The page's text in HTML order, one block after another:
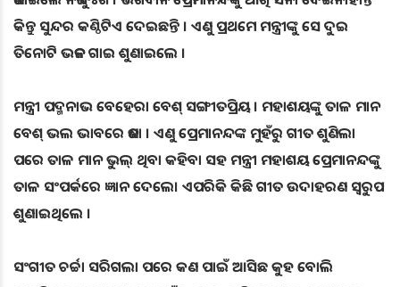
କିନ୍ତୁ ସୁନ୍ଦର କଣ୍ଠିଟିଏ ଦେଇଛନ୍ତି । ଏଣୁ ପ୍ରଥମେ ମନ୍ତ୍ରୀଙ୍କୁ ସେ ଦୁଇ
ତିନୋଟି ଭଜନ ଗାଇ ଶୁଣାଇଲେ ।
ମନ୍ତ୍ରୀ ପଦ୍ମନାଭ ବେହେରା ବେଶ୍‌ ସଙ୍ଗୀତପ୍ରିୟ । ମହାଶୟଙ୍କୁ ତାଳ ମାନ
ବେଶ୍‌ ଭଲ ଭାବରେ ଜଣା । ଏଣୁ ପ୍ରେମାନନ୍ଦଙ୍କ ମୁହଁରୁ ଗୀତ ଶୁଣିଲା
ପରେ ତାଳ ମାନ ଭୁଲ୍‌ ଥିବା କହିବା ସହ ମନ୍ତ୍ରୀ ମହାଶୟ ପ୍ରେମାନନ୍ଦଙ୍କୁ
ତାଳ ସଂପର୍କରେ ଜ୍ଞାନ ଦେଲେ। ଏପରିକି କିଛି ଗୀତ ଉଦାହରଣ ସ୍ୱରୁପ
ଶୁଣାଇଥିଲେ ।
ସଂଗୀତ ଚର୍ଚ୍ଚା ସରିଗଲା ପରେ କଣ ପାଇଁ ଆସିଛ କୁହ ବୋଲି